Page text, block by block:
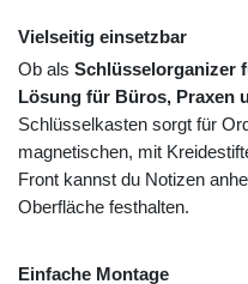
Vielseitig einsetzbar
Ob als Schlüsselorganizer
Lösung für Büros, Praxen
Schlüsselkasten sorgt für
magnetischen, mit
Front kannst du Notizen
Oberfläche festhalten.
Einfache Montage